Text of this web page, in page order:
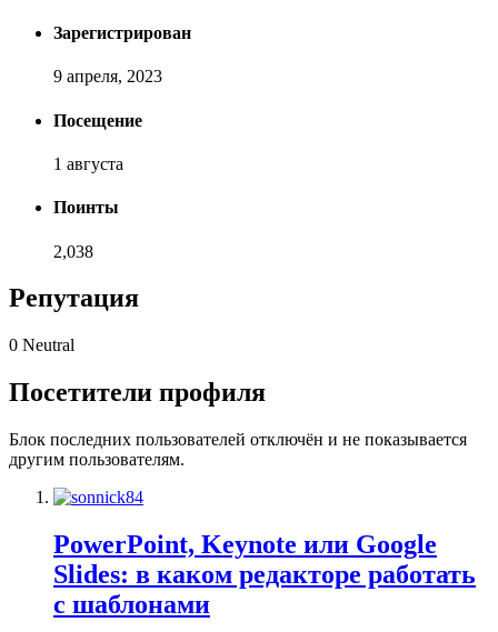
Зарегистрирован
9 апреля, 2023
Посещение
1 августа
Поинты
2,038
Репутация
0 Neutral
Посетители профиля
Блок последних пользователей отключён и не показывается
другим пользователям.
PowerPoint, Keynote или Google
Slides: в каком редакторе работать
с шаблонами